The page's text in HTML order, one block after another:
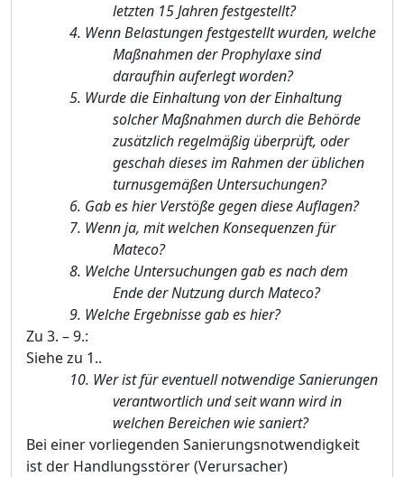
letzten 15 Jahren festgestellt?
4. Wenn Belastungen festgestellt wurden, welche
Maßnahmen der Prophylaxe sind
daraufhin auferlegt worden?
5. Wurde die Einhaltung von der Einhaltung
solcher Maßnahmen durch die Behörde
zusätzlich regelmäßig überprüft, oder
geschah dieses im Rahmen der üblichen
turnusgemäßen Untersuchungen?
6. Gab es hier Verstöße gegen diese Auflagen?
7. Wenn ja, mit welchen Konsequenzen für
Mateco?
8. Welche Untersuchungen gab es nach dem
Ende der Nutzung durch Mateco?
9. Welche Ergebnisse gab es hier?
Zu 3. –9.:
Siehe zu 1..
10. Wer ist für eventuell notwendige Sanierungen
verantwortlich und seit wann wird in
welchen Bereichen wie saniert?
Bei einer vorliegenden Sanierungsnotwendigkeit
ist der Handlungsstörer (Verursacher)